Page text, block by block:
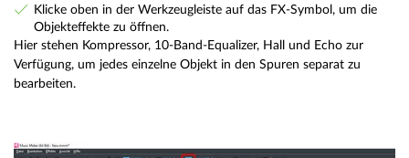
Klicke oben in der Werkzeugleiste auf das FX-Symbol, um die
Objekteffekte zu öffnen.
Hier stehen Kompressor, 10-Band-Equalizer, Hall und Echo zur
Verfügung, um jedes einzelne Objekt in den Spuren separat zu
bearbeiten.